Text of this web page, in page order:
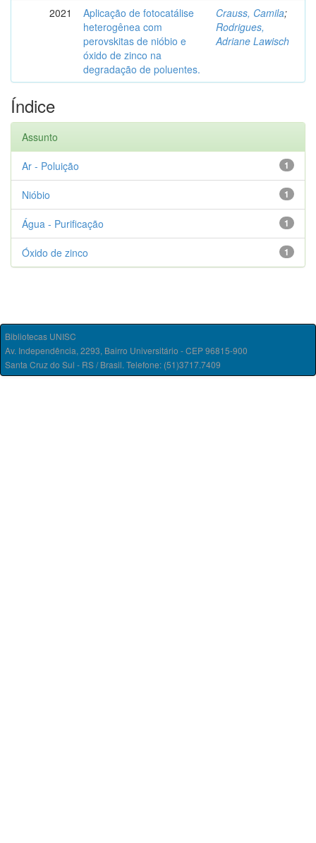
2021
Aplicação de fotocatálise
heterogênea com
perovskitas de nióbio e
óxido de zinco na
degradação de poluentes.
Crauss, Camila;
Rodrigues,
Adriane Lawisch
Índice
Assunto
1
Ar - Poluição
1
Nióbio
1
Água - Purificação
1
Óxido de zinco
Bibliotecas UNISC
Av. Independência, 2293, Bairro Universitário - CEP 96815-900
Santa Cruz do Sul - RS / Brasil. Telefone: (51)3717.7409